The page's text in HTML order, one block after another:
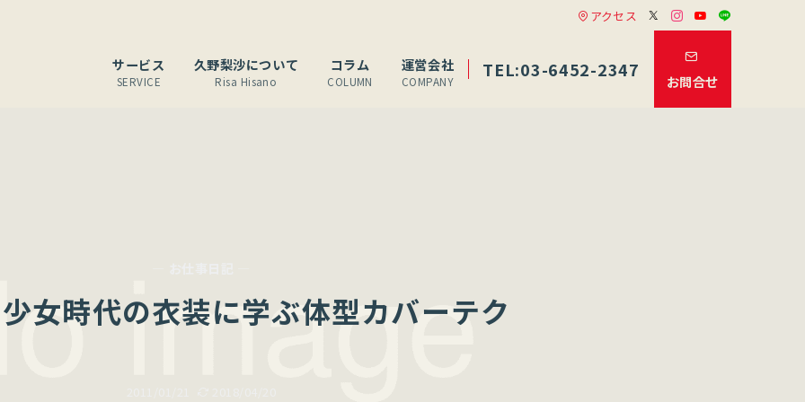
アクセス
サービス
SERVICE
久野梨沙について
Risa Hisano
コラム
COLUMN
運営会社
COMPANY
TEL:03-6452-2347
お問合せ
女時代の衣装に学ぶ体型カバーテク